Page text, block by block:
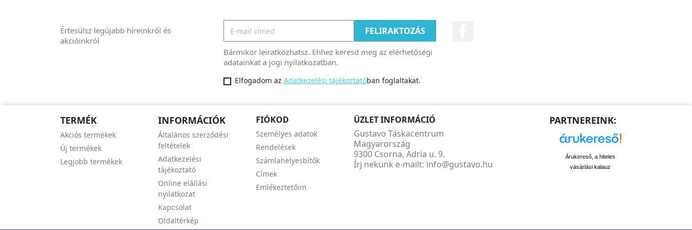
Értesülsz legújabb híreinkről és
akcióinkról
Bármikor leiratkozhatsz. Ehhez keresd meg az elérhetőségi
adatainkat a jogi nyilatkozatban.
Elfogadom az Adatkezelési tájékoztatóban foglaltakat.
TERMÉK
Akciós termékek
Új termékek
Legjobb termékek
INFORMÁCIÓK
Általános szerződési
feltételek
Adatkezelési
tájékoztató
Online elállási
nyilatkozat
Kapcsolat
Oldaltérkép
FIÓKOD
Személyes adatok
Rendelések
Számlahelyesbítők
Címek
Emlékeztetőim
ÜZLET INFORMÁCIÓ
Gustavo Táskacentrum
Magyarország
9300 Csorna, Adria u. 9.
Írj nekünk e-mailt: info@gustavo.hu
PARTNEREINK:
Árukereső, a hiteles
vásárlási kalauz